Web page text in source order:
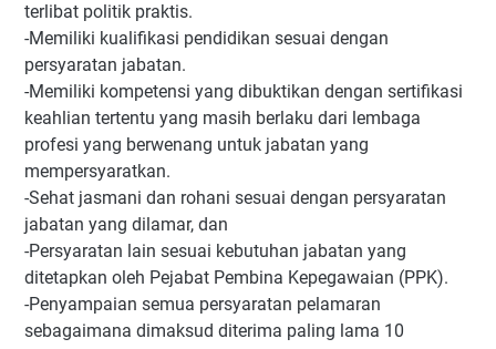
terlibat politik praktis.
-Memiliki kualifikasi pendidikan sesuai dengan
persyaratan jabatan.
-Memiliki kompetensi yang dibuktikan dengan sertifikasi
keahlian tertentu yang masih berlaku dari lembaga
profesi yang berwenang untuk jabatan yang
mempersyaratkan.
-Sehat jasmani dan rohani sesuai dengan persyaratan
jabatan yang dilamar, dan
-Persyaratan lain sesuai kebutuhan jabatan yang
ditetapkan oleh Pejabat Pembina Kepegawaian (PPK).
-Penyampaian semua persyaratan pelamaran
sebagaimana dimaksud diterima paling lama 10